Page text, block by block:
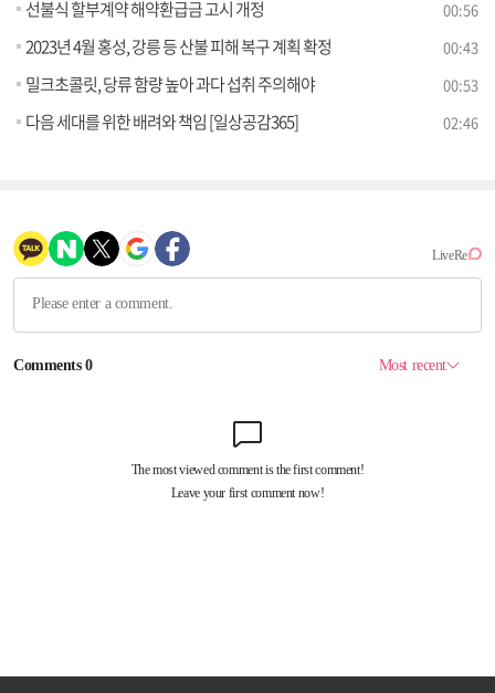
선불식 할부계약 해약환급금 고시 개정 00:56
2023년 4월 홍성, 강릉 등 산불 피해 복구 계획 확정 00:43
밀크초콜릿, 당류 함량 높아 과다 섭취 주의해야 00:53
다음 세대를 위한 배려와 책임 [일상공감365] 02:46